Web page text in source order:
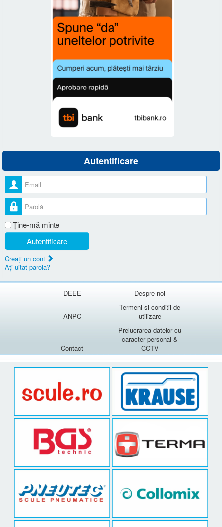
Autentificare
Nume utilizator
Parolă
Ţine-mă minte
Autentificare
Creaţi un cont
Aţi uitat parola?
DEEE Despre noi
ANPC
Termeni si conditii de
utilizare
Contact
Prelucrarea datelor cu
caracter personal &
CCTV